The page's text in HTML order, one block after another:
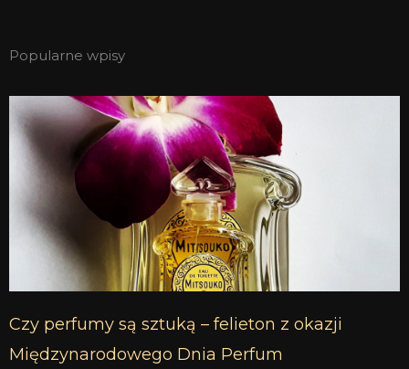
Popularne wpisy
Czy perfumy są sztuką – felieton z okazji
Międzynarodowego Dnia Perfum